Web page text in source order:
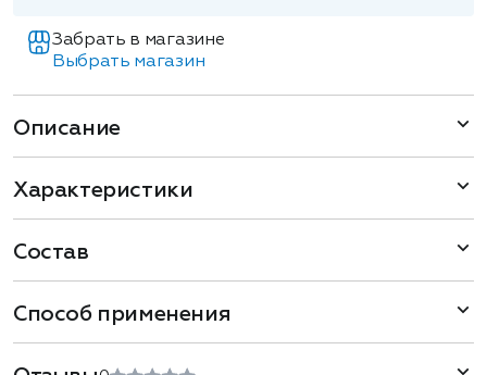
Забрать в магазине
Выбрать магазин
Описание
Характеристики
Состав
Способ применения